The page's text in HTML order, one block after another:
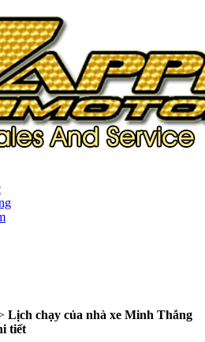
Lịch chạy của nhà xe Minh Thắng
tiết